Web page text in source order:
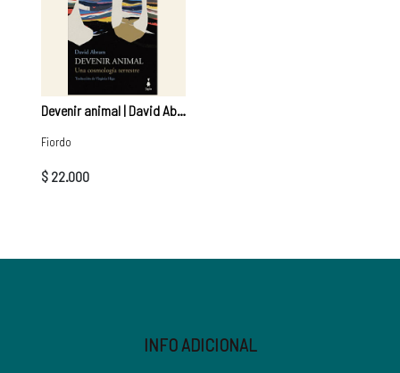
Devenir animal | David Abram
Fiordo
$ 22.000
INFO ADICIONAL